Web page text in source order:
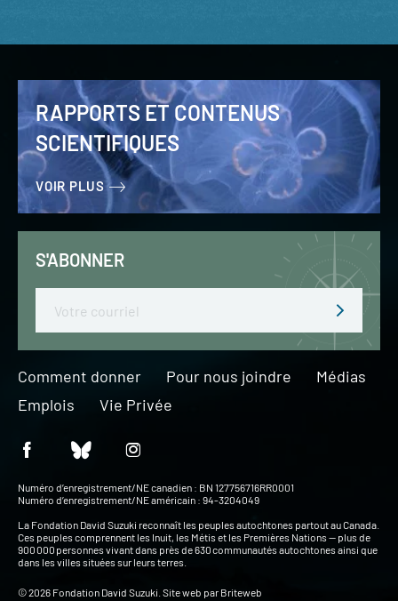
RAPPORTS ET CONTENUS
SCIENTIFIQUES
VOIR PLUS
S'ABONNER
Comment donner Pour nous joindre
Médias
Emplois
Vie Privée
Numéro d’enregistrement/NE canadien : BN 127756716RR0001
Numéro d’enregistrement/NE américain : 94-3204049
La Fondation David Suzuki reconnaît les peuples autochtones partout au Canada.
Ces peuples comprennent les Inuit, les Métis et les Premières Nations — plus de
900 000 personnes vivant dans près de 630 communautés autochtones ainsi que
dans les villes situées sur leurs terres.
© 2026 Fondation David Suzuki. Site web par Briteweb